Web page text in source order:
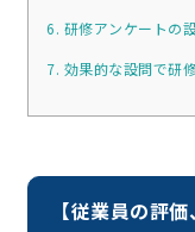
6. 研修アンケートの
7. 効果的な設問で研
【従業員の評